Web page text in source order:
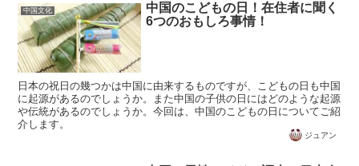
中国文化
中国のこどもの日！在住者に聞く
6つのおもしろ事情！
日本の祝日の幾つかは中国に由来するものですが、こどもの日も中国
に起源があるのでしょうか。また中国の子供の日にはどのような起源
や伝統があるのでしょうか。今回は、中国のこどもの日についてご紹
介します。
ジュアン